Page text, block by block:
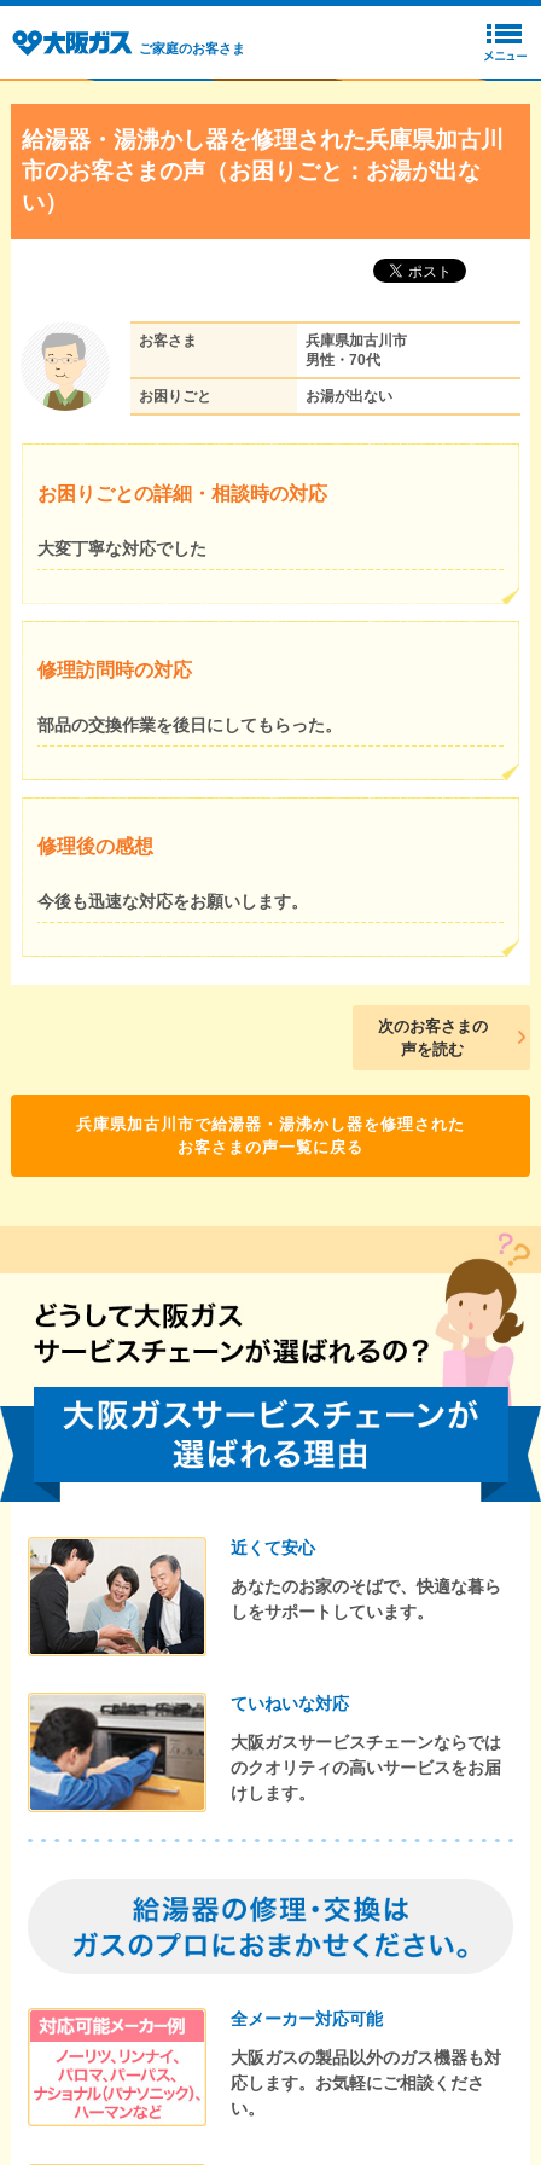
ご家庭のお客さま
給湯器・湯沸かし器を修理された兵庫県加古川
市のお客さまの声（お困りごと：お湯が出な
い）
お客さま
兵庫県加古川市
男性・70代
お困りごと お湯が出ない
お困りごとの詳細・相談時の対応
大変丁寧な対応でした
修理訪問時の対応
部品の交換作業を後日にしてもらった。
修理後の感想
今後も迅速な対応をお願いします。
次のお客さまの
声を読む
兵庫県加古川市で給湯器・湯沸かし器を修理された
お客さまの声一覧に戻る
近くて安心
あなたのお家のそばで、快適な暮ら
しをサポートしています。
ていねいな対応
大阪ガスサービスチェーンならでは
のクオリティの高いサービスをお届
けします。
全メーカー対応可能
大阪ガスの製品以外のガス機器も対
応します。お気軽にご相談くださ
い。